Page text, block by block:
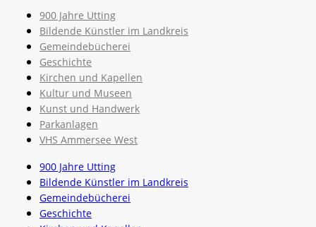
900 Jahre Utting
Bildende Künstler im Landkreis
Gemeindebücherei
Geschichte
Kirchen und Kapellen
Kultur und Museen
Kunst und Handwerk
Parkanlagen
VHS Ammersee West
900 Jahre Utting
Bildende Künstler im Landkreis
Gemeindebücherei
Geschichte